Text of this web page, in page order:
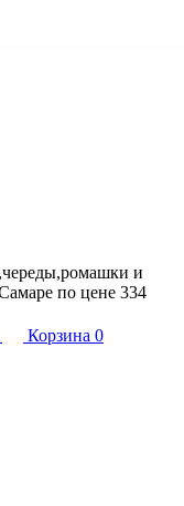
и
по цене 334
Корзина 0